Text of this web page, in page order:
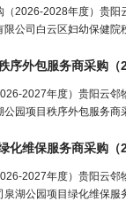
2026-2028年度）贵
公司白云区妇幼保健院
序外包服务商采购
2027年度）贵阳云
园项目秩序外包服务商
化维保服务商采购
2027年度）贵阳云
湖公园项目绿化维保服